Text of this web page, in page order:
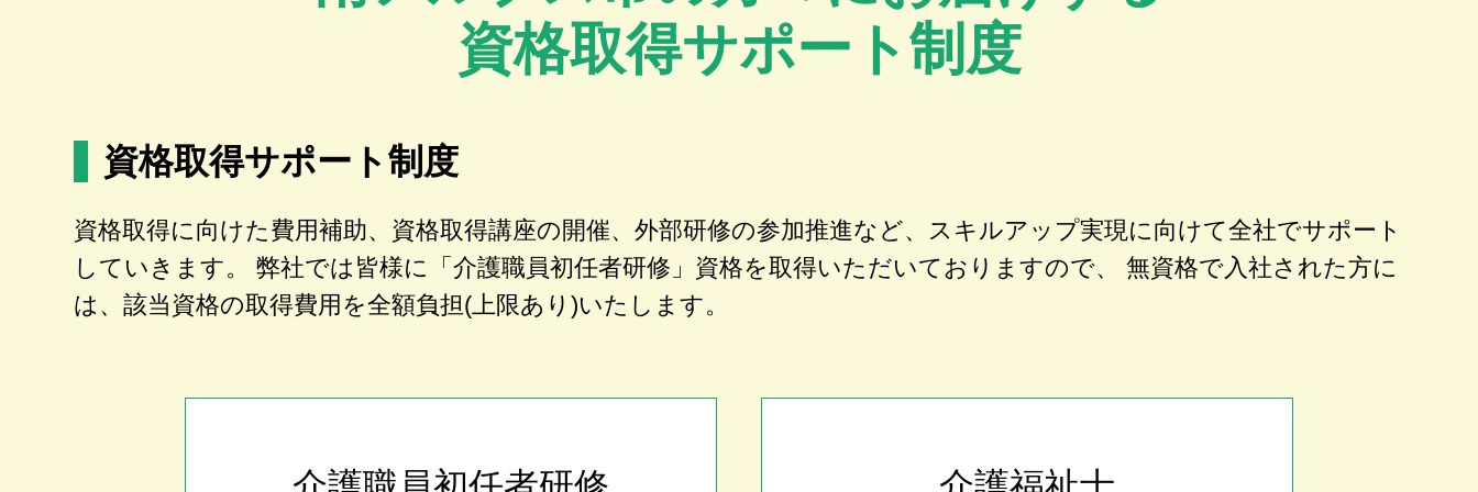
資格取得サポート制度
資格取得サポート制度
資格取得に向けた費用補助、資格取得講座の開催、外部研修の参加推進など、スキルアップ実現に向けて全社でサポート
していきます。 弊社では皆様に「介護職員初任者研修」資格を取得いただいておりますので、 無資格で入社された方に
は、該当資格の取得費用を全額負担(上限あり)いたします。